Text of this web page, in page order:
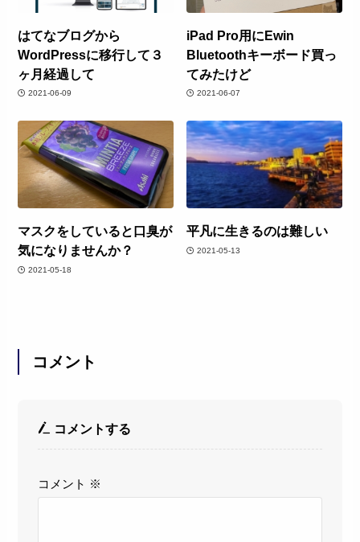
はてなブログから
WordPressに移行して３
ヶ月経過して
2021-06-09
iPad Pro用にEwin
Bluetoothキーボード買っ
てみたけど
2021-06-07
マスクをしていると口臭が
気になりませんか？
2021-05-18
平凡に生きるのは難しい
2021-05-13
コメント
コメントする
コメント ※